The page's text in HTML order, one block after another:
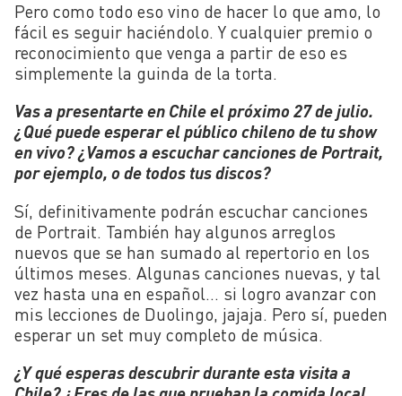
Pero como todo eso vino de hacer lo que amo, lo
fácil es seguir haciéndolo. Y cualquier premio o
reconocimiento que venga a partir de eso es
simplemente la guinda de la torta.
Vas a presentarte en Chile el próximo 27 de julio.
¿Qué puede esperar el público chileno de tu show
en vivo? ¿Vamos a escuchar canciones de Portrait,
por ejemplo, o de todos tus discos?
Sí, definitivamente podrán escuchar canciones
de Portrait. También hay algunos arreglos
nuevos que se han sumado al repertorio en los
últimos meses. Algunas canciones nuevas, y tal
vez hasta una en español… si logro avanzar con
mis lecciones de Duolingo, jajaja. Pero sí, pueden
esperar un set muy completo de música.
¿Y qué esperas descubrir durante esta visita a